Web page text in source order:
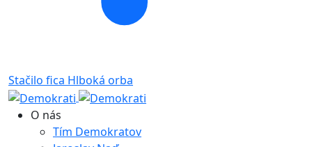
Stačilo fica Hlboká orba
O nás
Tím Demokratov